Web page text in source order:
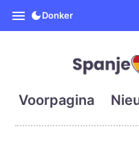
Donker
Voorpagina